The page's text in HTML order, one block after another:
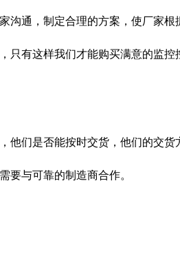
通，制定合理的方案，使厂家根
只有这样我们才能购买满意的监控
们是否能按时交货，他们的交货
要与可靠的制造商合作。